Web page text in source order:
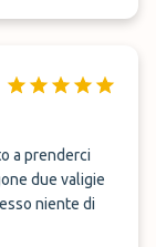
a prenderci
due valigie
niente di